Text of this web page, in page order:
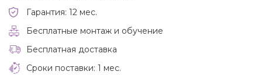
Гарантия: 12 мес.
Бесплатные монтаж и обучение
Бесплатная доставка
Сроки поставки: 1 мес.